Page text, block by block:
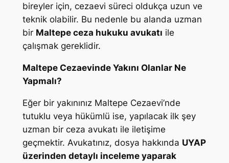
bireyler için, cezaevi süreci oldukça uzun ve
teknik olabilir. Bu nedenle bu alanda uzman
bir Maltepe ceza hukuku avukatı ile
çalışmak gereklidir.
Maltepe Cezaevinde Yakını Olanlar Ne
Yapmalı?
Eğer bir yakınınız Maltepe Cezaevi’nde
tutuklu veya hükümlü ise, yapılacak ilk şey
uzman bir ceza avukatı ile iletişime
geçmektir. Avukatınız, dosya hakkında UYAP
üzerinden detaylı inceleme yaparak